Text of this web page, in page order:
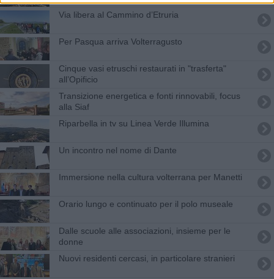
Via libera al Cammino d’Etruria
Per Pasqua arriva Volterragusto
Cinque vasi etruschi restaurati in "trasferta"
all’Opificio
Transizione energetica e fonti rinnovabili, focus
alla Siaf
Riparbella in tv su Linea Verde Illumina
Un incontro nel nome di Dante
Immersione nella cultura volterrana per Manetti
Orario lungo e continuato per il polo museale
Dalle scuole alle associazioni, insieme per le
donne
Nuovi residenti cercasi, in particolare stranieri